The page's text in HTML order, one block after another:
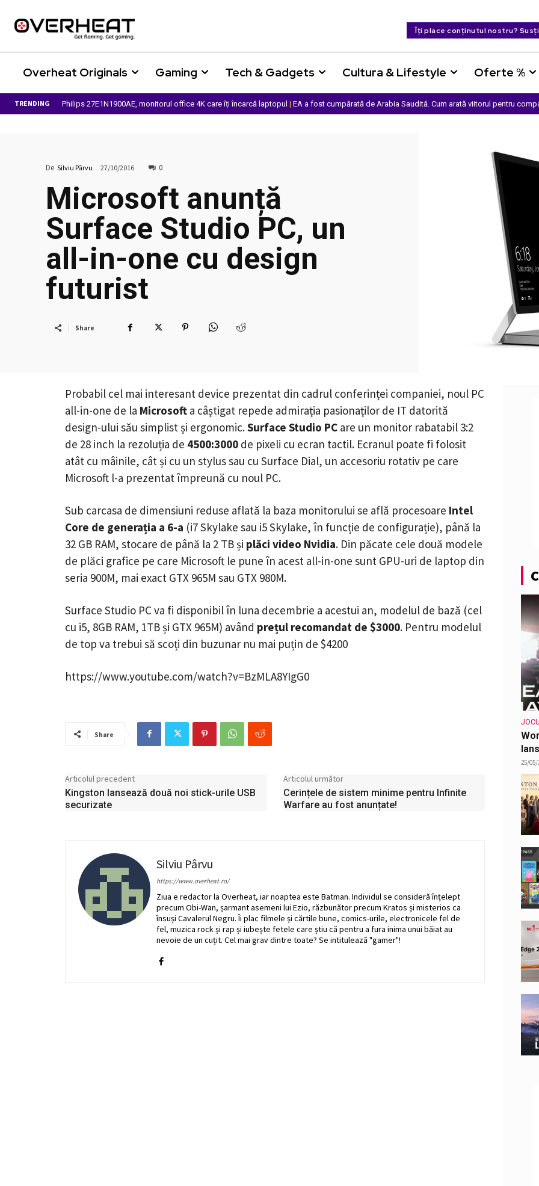
Îți place conținutul nostru?
Overheat Originals Gaming Tech & Gadgets Cultura & Lifestyle Oferte %
TRENDING Philips 27E1N1900AE, monitorul office 4K care îți încarcă laptopul | EA a fost cumpărată de Arabia Saudită. Cum arată viitorul pentru
De Silviu Pârvu 27/10/2016 0
Microsoft anunță
Surface Studio PC, un
all-in-one cu design
futurist
Share
Probabil cel mai interesant device prezentat din cadrul conferinței companiei, noul PC
all-in-one de la Microsoft a câștigat repede admirația pasionaților de IT datorită
design-ului său simplist și ergonomic.Surface Studio PC are un monitor rabatabil 3:2
de 28 inch la rezoluția de 4500:3000 de pixeli cu ecran tactil. Ecranul poate fi folosit
atât cu mâinile, cât și cu un stylus sau cu Surface Dial, un accesoriu rotativ pe care
Microsoft l-a prezentat împreună cu noul PC.
Sub carcasa de dimensiuni reduse aflată la baza monitorului se află procesoare Intel
Core de generația a 6-a (i7 Skylake sau i5 Skylake, în funcție de configurație), până la
32 GB RAM, stocare de până la 2 TB și plăci video Nvidia. Din păcate cele două modele
de plăci grafice pe care Microsoft le pune în acest all-in-one sunt GPU-uri de laptop din
seria 900M, mai exact GTX 965M sau GTX 980M.
Surface Studio PC va fi disponibil în luna decembrie a acestui an, modelul de bază (cel
cu i5, 8GB RAM, 1TB și GTX 965M) având prețul recomandat de $3000. Pentru modelul
de top va trebui să scoți din buzunar nu mai puțin de $4200
https://www.youtube.com/watch?v=BzMLA8YIgG0
Share
Articolul precedent
Kingston lansează două noi stick-urile USB
securizate
Articolul următor
Cerințele de sistem minime pentru Infinite
Warfare au fost anunțate!
Silviu Pârvu
https://www.overheat.ro/
Ziua e redactor la Overheat, iar noaptea este Batman. Individul se consideră înțelept
precum Obi-Wan, șarmant asemeni lui Ezio, răzbunător precum Kratos și misterios ca
însuși Cavalerul Negru. Îi plac filmele și cărtile bune, comics-urile, electronicele fel de
fel, muzica rock și rap și iubește fetele care știu că pentru a fura inima unui băiat au
nevoie de un cuțit. Cel mai grav dintre toate? Se intitulează "gamer"!
25/05/